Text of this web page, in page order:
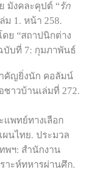
มังคละคุปต์ “รัก
ม 1. หน้า 258.
ดย “สถาปนิกต่าง
บับที่ 7: กุมภาพันธ์
คัญยิ่งนัก คอลัมน์
าวบ้านเล่มที่ 272.
พทย์ทางเลือก
นไทย. ประมวล
พฯ: สำนักงาน
าะห์ทหารผ่านศึก.